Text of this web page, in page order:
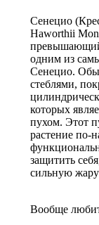
Сенецио
Haworthii
превышающий
одним из
Сенецио.
стеблями,
которых
пухом. Этот
растение по-
защитить
сильную
Вообще